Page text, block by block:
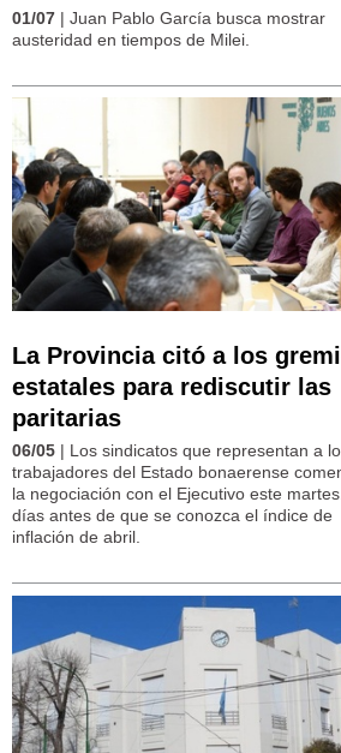
01/07 | Juan Pablo García busca mostrar
austeridad en tiempos de Milei.
La Provincia citó a los
estatales para rediscutir las
paritarias
06/05 | Los sindicatos que representan a
trabajadores del Estado bonaerense
la negociación con el Ejecutivo este
días antes de que se conozca el índice de
inflación de abril.